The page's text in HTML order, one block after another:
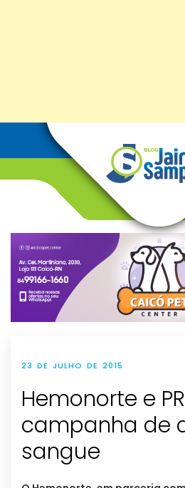
23 DE JULHO DE 2015
Hemonorte e
campanha de
sangue